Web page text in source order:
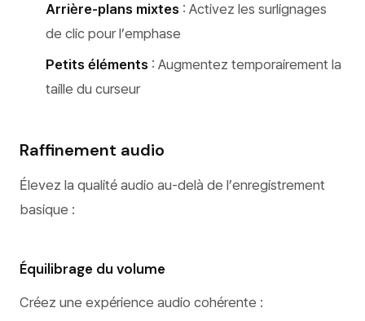
Arrière-plans mixtes : Activez les surlignages
de clic pour l’emphase
Petits éléments : Augmentez temporairement la
taille du curseur
Raffinement audio
Élevez la qualité audio au-delà de l’enregistrement
basique :
Équilibrage du volume
Créez une expérience audio cohérente :